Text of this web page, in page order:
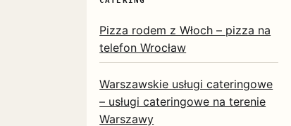
Pizza rodem z Włoch – pizza na
telefon Wrocław
Warszawskie usługi cateringowe
– usługi cateringowe na terenie
Warszawy